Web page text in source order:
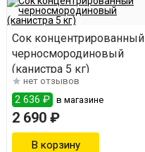
Сок концентрированный
черносмородиновый
(канистра 5 кг)
нет отзывов
2 636 ₽ в магазине
2 690 ₽